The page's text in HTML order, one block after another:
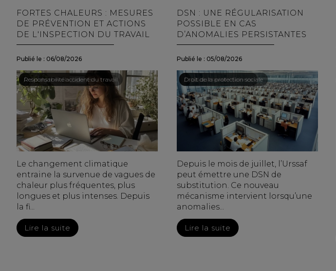
FORTES CHALEURS : MESURES
DE PRÉVENTION ET ACTIONS
DE L'INSPECTION DU TRAVAIL
Publié le : 06/08/2026
Droit du travail - Salariés
/Responsabilité accident du travail
Le changement climatique
entraine la survenue de vagues de
chaleur plus fréquentes, plus
longues et plus intenses. Depuis
la fi...
Lire la suite
DSN : UNE RÉGULARISATION
POSSIBLE EN CAS
D’ANOMALIES PERSISTANTES
Publié le : 05/08/2026
Droit du travail - Salariés
/Droit de la protection sociale
Depuis le mois de juillet, l’Urssaf
peut émettre une DSN de
substitution. Ce nouveau
mécanisme intervient lorsqu’une
anomalies...
Lire la suite